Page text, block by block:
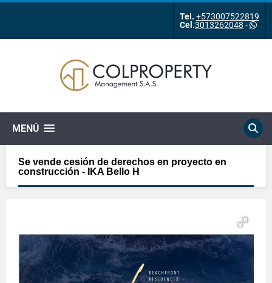
Tel. +573007522819
Cel.3013262048 -
MENÚ
Se vende cesión de derechos en proyecto en
construcción - IKA Bello H